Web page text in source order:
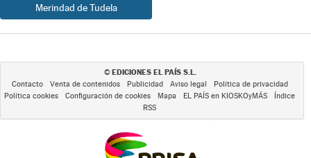
Merindad de Tudela
© EDICIONES EL PAÍS S.L.
Contacto Venta de contenidos Publicidad Aviso legal
Política de privacidad
Política cookies
Configuración de cookies Mapa EL PAÍS en KIOSKOyMÁS
Índice
RSS